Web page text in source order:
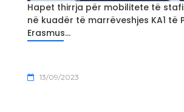
Hapet thirrja për mobilitete të stafi
në kuadër të marrëveshjes KA1 të
Erasmus...
13/09/2023